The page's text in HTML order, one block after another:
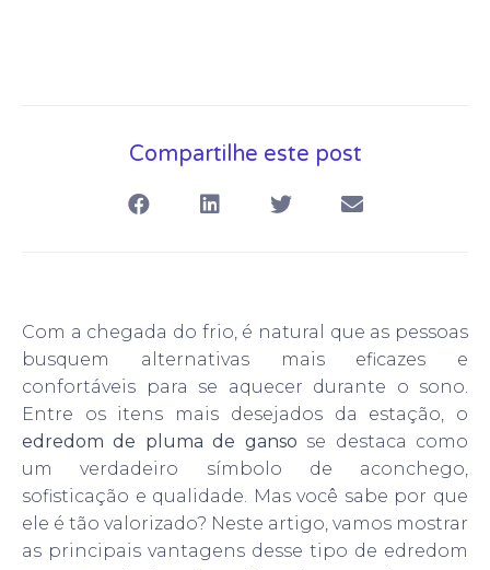
Compartilhe este post
Com a chegada do frio, é natural que as pessoas
busquem alternativas mais eficazes e
confortáveis para se aquecer durante o sono.
Entre os itens mais desejados da estação, o
edredom de pluma de ganso se destaca como
um verdadeiro símbolo de aconchego,
sofisticação e qualidade. Mas você sabe por que
ele é tão valorizado? Neste artigo, vamos mostrar
as principais vantagens desse tipo de edredom